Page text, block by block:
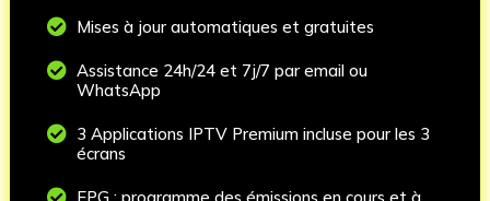
 Mises à jour automatiques et gratuites
 Assistance 24h/24 et 7j/7 par email ou
WhatsApp
 3 Applications IPTV Premium incluse pour les 3
écrans